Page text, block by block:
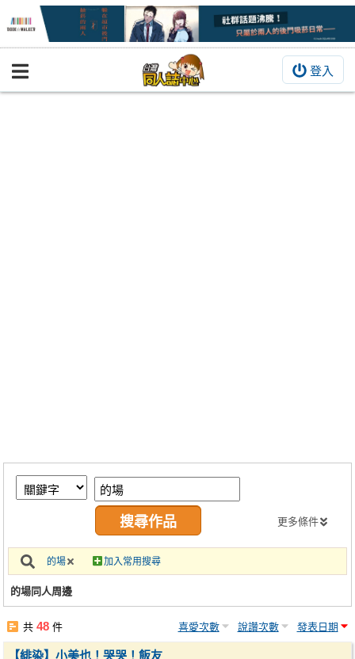
登入
BOOKY書集倉庫
繪圖藝廊
交流中心
攤位轉讓區
會員功能選單
註冊會員
更多條件
的場 加入常用搜尋
的場同人周邊
共48 件 喜愛次數 說讚次數 發表日期
【緋染】小美也！哭哭！飯友